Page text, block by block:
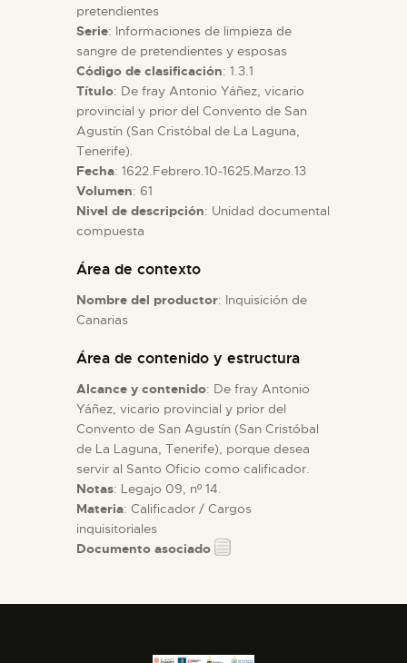
ACTIVIDADES
█
EL MUSEO
COLECCIONES
ESPAÑOL
pretendientes
Serie: Informaciones de limpieza de
sangre de pretendientes y esposas
Código de clasificación: 1.3.1
Título: De fray Antonio Yáñez, vicario
provincial y prior del Convento de San
Agustín (San Cristóbal de La Laguna,
Tenerife).
Fecha: 1622.Febrero.10-1625.Marzo.13
Volumen: 61
Nivel de descripción: Unidad documental
compuesta
Área de contexto
Nombre del productor: Inquisición de
Canarias
Área de contenido y estructura
Alcance y contenido: De fray Antonio
Yáñez, vicario provincial y prior del
Convento de San Agustín (San Cristóbal
de La Laguna, Tenerife), porque desea
servir al Santo Oficio como calificador.
Notas: Legajo 09, nº 14.
Materia: Calificador / Cargos
inquisitoriales
Documento asociado